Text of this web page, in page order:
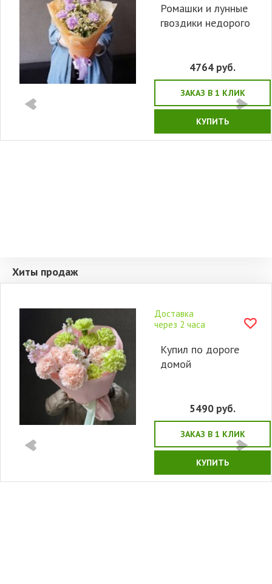
Ромашки и лунные
гвоздики недорого
4764 руб.
ЗАКАЗ В 1 КЛИК
КУПИТЬ
Хиты продаж
Доставка
через 2 часа
Купил по дороге
домой
5490 руб.
ЗАКАЗ В 1 КЛИК
КУПИТЬ